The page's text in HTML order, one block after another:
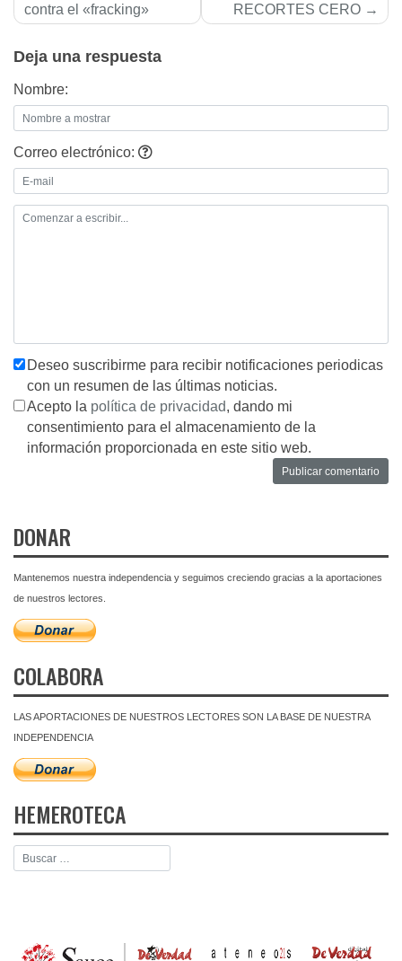
decontra el «fracking»
RECORTES CERO
Deja una respuesta
Nombre:
Correo electrónico:
Deseo suscribirme para recibir notificaciones periodicas
con un resumen de las últimas noticias.
Acepto la política de privacidad, dando mi
consentimiento para el almacenamiento de la
información proporcionada en este sitio web.
DONAR
Mantenemos nuestra independencia y seguimos creciendo gracias a la aportaciones
de nuestros lectores.
COLABORA
LAS APORTACIONES DE NUESTROS LECTORES SON LA BASE DE NUESTRA
INDEPENDENCIA
HEMEROTECA